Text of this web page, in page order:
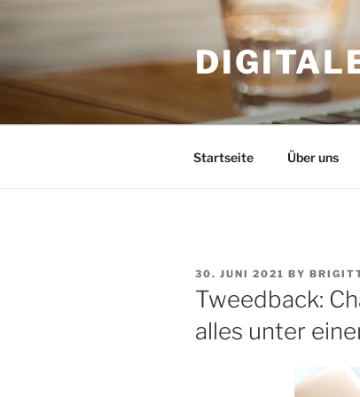
Startseite Über uns
POSTED
ON
30. JUNI 2021 BY
Tweedback:
alles unter